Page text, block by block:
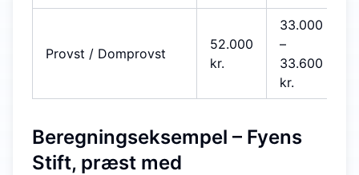
Provst / Domprovst
52.000
kr.
33.000
–
33.600
kr.
Beregningseksempel – Fyens
Stift, præst med